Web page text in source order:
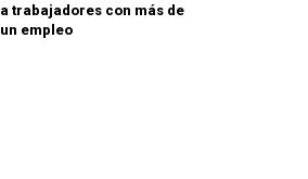
a trabajadores con más de
un empleo